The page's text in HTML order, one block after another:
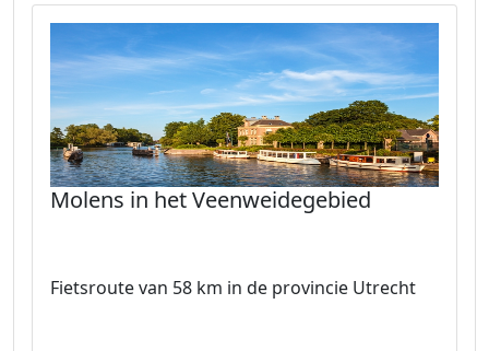
Molens in het Veenweidegebied
Fietsroute van 58 km in de provincie Utrecht